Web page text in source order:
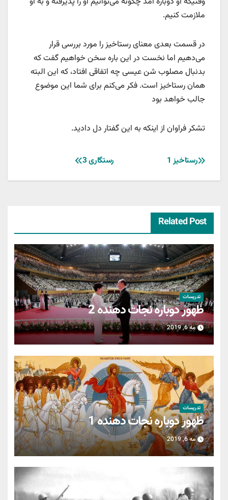
ملازمت کنیم.
در قسمت بعدی معنای رستاخیز را مورد بررسی قرار
می‌دهیم اما نخست در این باره سخن خواهیم گفت که
بدنبال مصلوب شن عیسی چه اتفاقی افتاد، که این البته
همان رستاخیز است. فکر می‌کنم برای شما این موضوع
جالب خواهد بود
تشکر فراوان از اینکه به این گفتار دل دادید.
راهبری
نوشته
رستگاری 3 رستاخیز 1
Related Post
تدریسات
ظهور دوباره نجات دهنده 2
مه 6, 2019
تدریسات
ظهور دوباره نجات دهنده 1
مه 6, 2019